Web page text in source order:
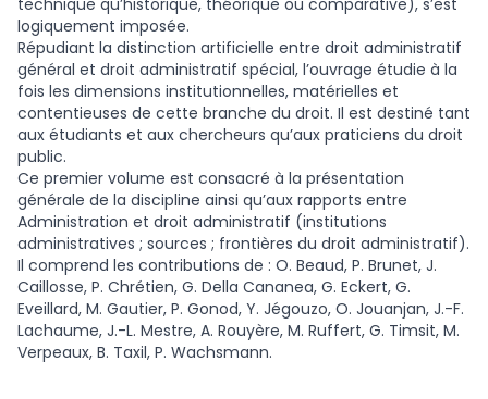
logiquement imposée.
Répudiant la distinction artificielle entre droit administratif
général et droit administratif spécial, l’ouvrage étudie à la
fois les dimensions institutionnelles, matérielles et
contentieuses de cette branche du droit. Il est destiné tant
aux étudiants et aux chercheurs qu’aux praticiens du droit
public.
Ce premier volume est consacré à la présentation
générale de la discipline ainsi qu’aux rapports entre
Administration et droit administratif (institutions
administratives ; sources ; frontières du droit administratif).
Il comprend les contributions de : O. Beaud, P. Brunet, J.
Caillosse, P. Chrétien, G. Della Cananea, G. Eckert, G.
Eveillard, M. Gautier, P. Gonod, Y. Jégouzo, O. Jouanjan, J.-F.
Lachaume, J.-L. Mestre, A. Rouyère, M. Ruffert, G. Timsit, M.
Verpeaux, B. Taxil, P. Wachsmann.